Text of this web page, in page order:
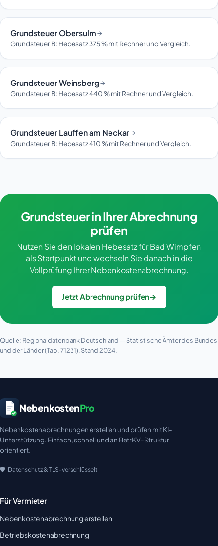
Grundsteuer Obersulm
Grundsteuer B: Hebesatz 375 % mit Rechner und Vergleich.
Grundsteuer Weinsberg
Grundsteuer B: Hebesatz 440 % mit Rechner und Vergleich.
Grundsteuer Lauffen am Neckar
Grundsteuer B: Hebesatz 410 % mit Rechner und Vergleich.
Grundsteuer in Ihrer Abrechnung
prüfen
Nutzen Sie den lokalen Hebesatz für Bad Wimpfen
als Startpunkt und wechseln Sie danach in die
Vollprüfung Ihrer Nebenkostenabrechnung.
Jetzt Abrechnung prüfen→
Quelle: Regionaldatenbank Deutschland — Statistische Ämter des Bundes
und der Länder (Tab. 71231), Stand 2024.
NebenkostenPro
Nebenkostenabrechnungen erstellen und prüfen mit KI-
Unterstützung. Einfach, schnell und an BetrKV-Struktur
orientiert.
Datenschutz & TLS-verschlüsselt
Für Vermieter
Nebenkostenabrechnung erstellen
Betriebskostenabrechnung